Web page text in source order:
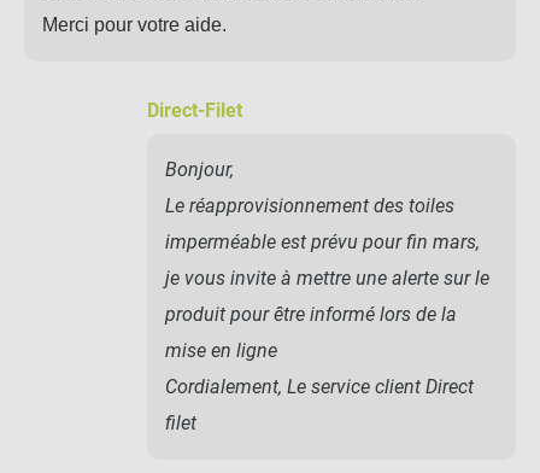
Merci pour votre aide.
Direct-Filet
Bonjour,
Le réapprovisionnement des toiles
imperméable est prévu pour fin mars,
je vous invite à mettre une alerte sur le
produit pour être informé lors de la
mise en ligne
Cordialement, Le service client Direct
filet